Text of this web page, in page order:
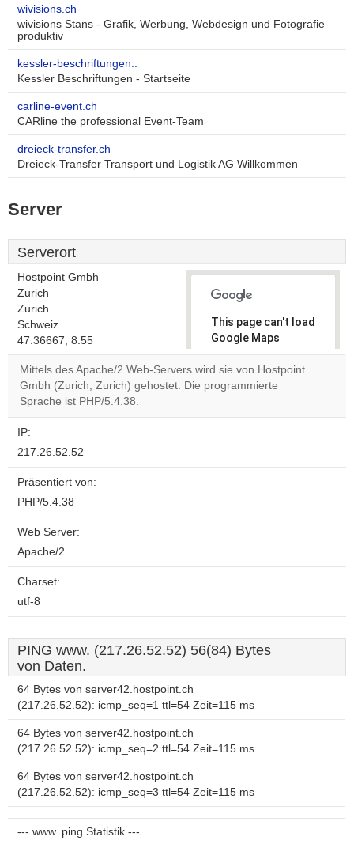
wivisions.ch
wivisions Stans - Grafik, Werbung, Webdesign und Fotografie
produktiv
kessler-beschriftungen..
Kessler Beschriftungen - Startseite
carline-event.ch
CARline the professional Event-Team
dreieck-transfer.ch
Dreieck-Transfer Transport und Logistik AG Willkommen
Server
Serverort
Hostpoint Gmbh
Zurich
Zurich
Schweiz
47.36667, 8.55
This page can't load
Google Maps
correctly.
Do you
Mittels des Apache/2 Web-Servers wird sie von Hostpoint
Gmbh (Zurich, Zurich) gehostet. Die programmierte
Sprache ist PHP/5.4.38.
IP:
217.26.52.52
Präsentiert von:
PHP/5.4.38
Web Server:
Apache/2
Charset:
utf-8
PING www. (217.26.52.52) 56(84) Bytes
von Daten.
64 Bytes von server42.hostpoint.ch
(217.26.52.52): icmp_seq=1 ttl=54 Zeit=115 ms
64 Bytes von server42.hostpoint.ch
(217.26.52.52): icmp_seq=2 ttl=54 Zeit=115 ms
64 Bytes von server42.hostpoint.ch
(217.26.52.52): icmp_seq=3 ttl=54 Zeit=115 ms
--- www. ping Statistik ---